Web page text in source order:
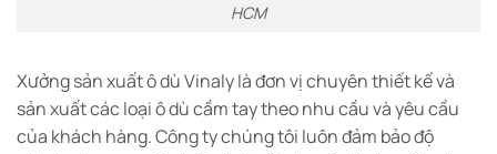
HCM
Xưởng sản xuất ô dù Vinaly là đơn vị chuyên thiết kế và
sản xuất các loại ô dù cầm tay theo nhu cầu và yêu cầu
của khách hàng. Công ty chúng tôi luôn đảm bảo độ